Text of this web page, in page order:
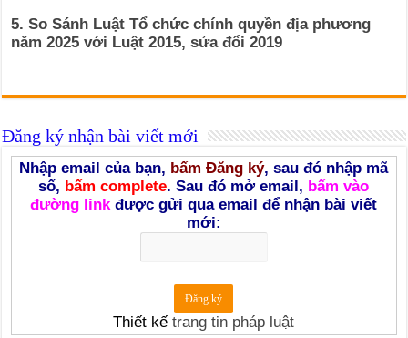
5. So Sánh Luật Tổ chức chính quyền địa phương
năm 2025 với Luật 2015, sửa đổi 2019
Đăng ký nhận bài viết mới
Nhập email của bạn, bấm Đăng ký, sau đó nhập mã
số, bấm complete. Sau đó mở email, bấm vào
đường link được gửi qua email để nhận bài viết
mới:
Thiết kếtrang tin pháp luật